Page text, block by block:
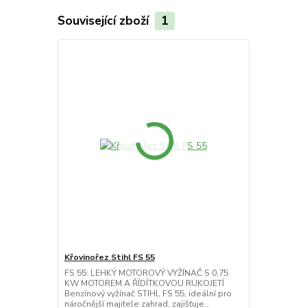
Související zboží 1
Křovinořez Stihl FS 55
FS 55: LEHKÝ MOTOROVÝ VYŽÍNAČ S 0,75
KW MOTOREM A ŘÍDÍTKOVOU RUKOJETÍ
Benzínový vyžínač STIHL FS 55, ideální pro
náročnější majitele zahrad, zajišťuje...